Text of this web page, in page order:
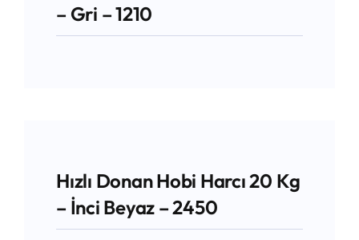
– Gri – 1210
Hızlı Donan Hobi Harcı 20 Kg
– İnci Beyaz – 2450